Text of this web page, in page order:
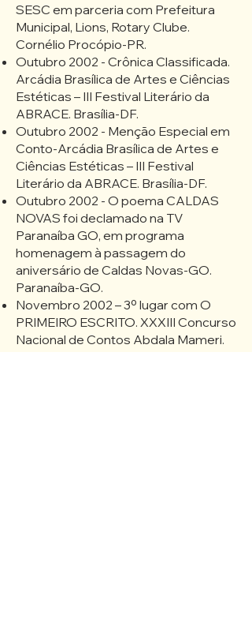
SESC em parceria com Prefeitura
Municipal, Lions, Rotary Clube.
Cornélio Procópio-PR.
Outubro 2002 - Crônica Classificada.
Arcádia Brasílica de Artes e Ciências
Estéticas – III Festival Literário da
ABRACE. Brasília-DF.
Outubro 2002 - Menção Especial em
Conto-Arcádia Brasílica de Artes e
Ciências Estéticas – III Festival
Literário da ABRACE. Brasília-DF.
Outubro 2002 - O poema CALDAS
NOVAS foi declamado na TV
Paranaíba GO, em programa
homenagem à passagem do
aniversário de Caldas Novas-GO.
Paranaíba-GO.
Novembro 2002 – 3º lugar com O
PRIMEIRO ESCRITO. XXXIII Concurso
Nacional de Contos Abdala Mameri.